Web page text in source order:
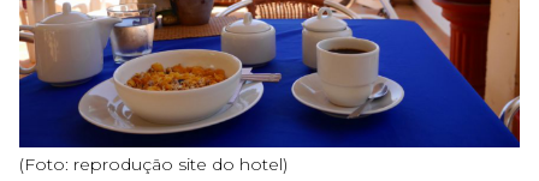
(Foto: reprodução site do hotel)